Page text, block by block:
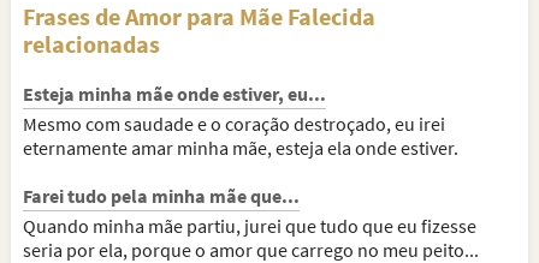
Frases de Amor para Mãe Falecida
relacionadas
Esteja minha mãe onde estiver, eu...
Mesmo com saudade e o coração destroçado, eu irei
eternamente amar minha mãe, esteja ela onde estiver.
Farei tudo pela minha mãe que...
Quando minha mãe partiu, jurei que tudo que eu fizesse
seria por ela, porque o amor que carrego no meu peito...